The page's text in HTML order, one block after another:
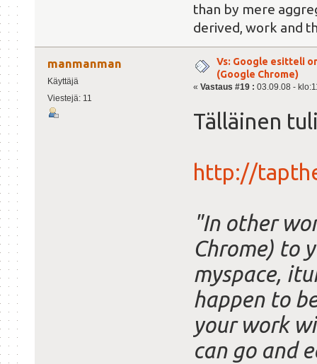
than by mere
derived, work and
manmanman
Käyttäjä
Viestejä: 11
Vs: Google esitteli
(Google Chrome)
« Vastaus #19 : 03.09.08 -
Tälläinen
http://
"In other
Chrome) to
myspace,
happen to
your work
can go and